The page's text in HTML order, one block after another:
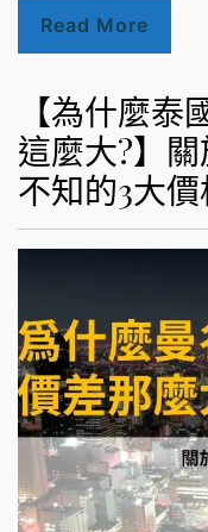
Read More
【為什麼
這麼大?】
不知的3大